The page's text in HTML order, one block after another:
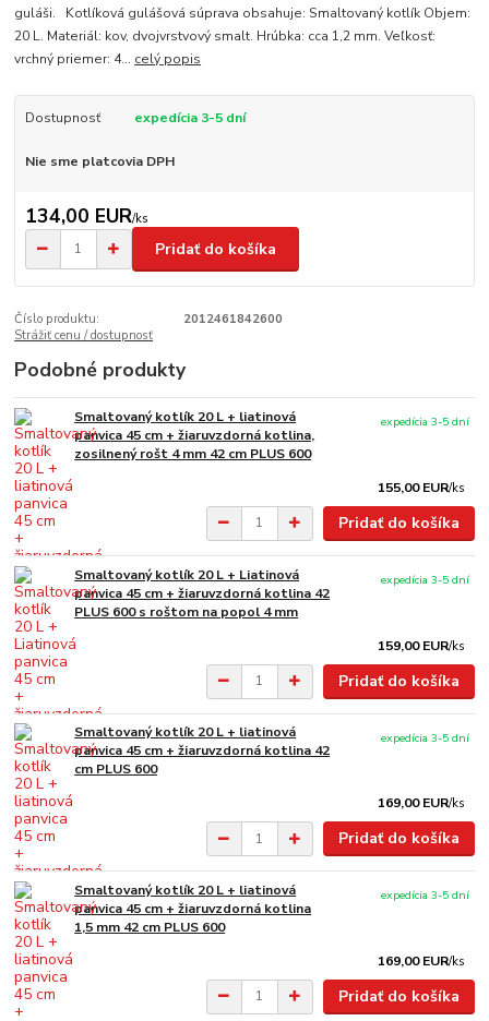
guláši. Kotlíková gulášová súprava obsahuje: Smaltovaný kotlík Objem:
20 L. Materiál: kov, dvojvrstvový smalt. Hrúbka: cca 1,2 mm. Veľkosť:
vrchný priemer: 4... celý popis
Dostupnosť expedícia 3-5 dní
Nie sme platcovia DPH
134,00 EUR/ks
Pridať do košíka
Číslo produktu:
2012461842600
Strážiť cenu / dostupnosť
Podobné produkty
Smaltovaný kotlík 20 L + liatinová
panvica 45 cm + žiaruvzdorná kotlina,
zosilnený rošt 4 mm 42 cm PLUS 600
155,00 EUR/ks
expedícia 3-5 dní
Pridať do košíka
Smaltovaný kotlík 20 L + Liatinová
panvica 45 cm + žiaruvzdorná kotlina 42
PLUS 600 s roštom na popol 4 mm
159,00 EUR/ks
expedícia 3-5 dní
Pridať do košíka
Smaltovaný kotlík 20 L + liatinová
panvica 45 cm + žiaruvzdorná kotlina 42
cm PLUS 600
169,00 EUR/ks
expedícia 3-5 dní
Pridať do košíka
Smaltovaný kotlík 20 L + liatinová
panvica 45 cm + žiaruvzdorná kotlina
1,5 mm 42 cm PLUS 600
169,00 EUR/ks
expedícia 3-5 dní
Pridať do košíka